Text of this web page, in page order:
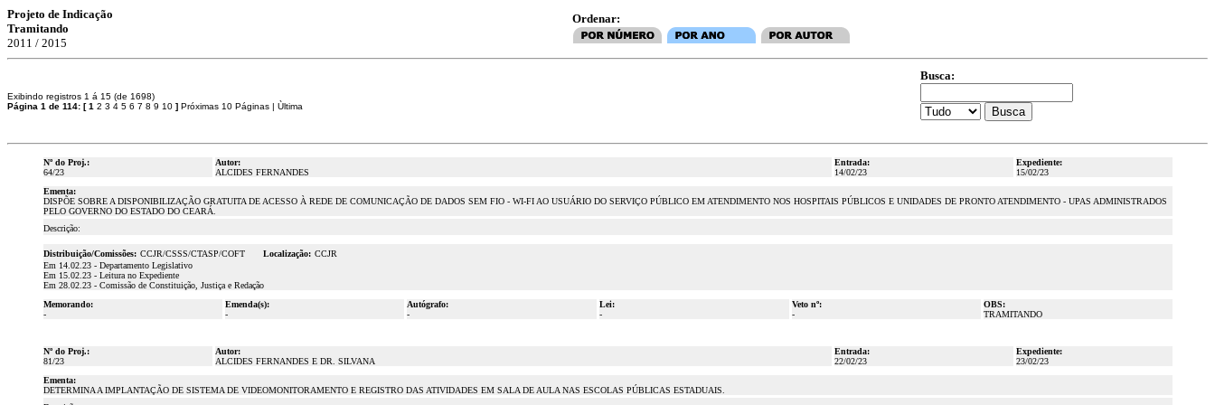
Projeto de Indicação
Tramitando
2011 / 2015
Ordenar:
Exibindo registros 1 á 15 (de 1698)
Página 1 de 114: [1 2 3 4 5 6 7 8 9 10 ] Próximas 10 Páginas | Ùltima
Busca:
Nº do Proj.:
64/23
Autor:
ALCIDES FERNANDES
Entrada:
14/02/23
Expediente:
15/02/23
Ementa:
DISPÕE SOBRE A DISPONIBILIZAÇÃO GRATUITA DE ACESSO À REDE DE COMUNICAÇÃO DE DADOS SEM FIO - WI-FI AO USUÁRIO DO SERVIÇO PÚBLICO EM ATENDIMENTO NOS HOSPITAIS PÚBLICOS E UNIDADES DE PRONTO ATENDIMENTO - UPAS ADMINISTRADOS
PELO GOVERNO DO ESTADO DO CEARÁ.
Descrição:
Distribuição/Comissões: CCJR/CSSS/CTASP/COFT Localização: CCJR
Em 14.02.23 - Departamento Legislativo
Em 15.02.23 - Leitura no Expediente
Em 28.02.23 - Comissão de Constituição, Justiça e Redação
Memorando:
-
Emenda(s):
-
Autógrafo:
-
Lei:
-
Veto nº:
-
OBS:
TRAMITANDO
Nº do Proj.:
81/23
Autor:
ALCIDES FERNANDES E DR. SILVANA
Entrada:
22/02/23
Expediente:
23/02/23
Ementa:
DETERMINA A IMPLANTAÇÃO DE SISTEMA DE VIDEOMONITORAMENTO E REGISTRO DAS ATIVIDADES EM SALA DE AULA NAS ESCOLAS PÚBLICAS ESTADUAIS.